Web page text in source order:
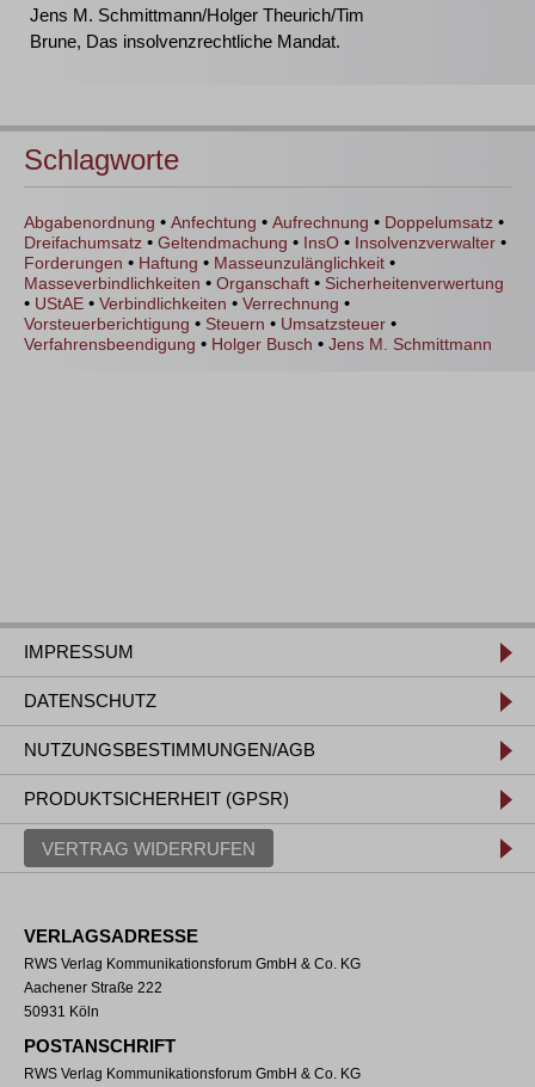
Jens M. Schmittmann/Holger Theurich/Tim
Brune, Das insolvenzrechtliche Mandat.
Schlagworte
Abgabenordnung • Anfechtung • Aufrechnung • Doppelumsatz •
Dreifachumsatz • Geltendmachung • InsO • Insolvenzverwalter •
Forderungen • Haftung • Masseunzulänglichkeit •
Masseverbindlichkeiten • Organschaft • Sicherheitenverwertung
• UStAE • Verbindlichkeiten • Verrechnung •
Vorsteuerberichtigung • Steuern • Umsatzsteuer •
Verfahrensbeendigung • Holger Busch • Jens M. Schmittmann
IMPRESSUM
DATENSCHUTZ
NUTZUNGSBESTIMMUNGEN/AGB
PRODUKTSICHERHEIT (GPSR)
VERTRAG WIDERRUFEN
VERLAGSADRESSE
RWS Verlag Kommunikationsforum GmbH & Co. KG
Aachener Straße 222
50931 Köln
POSTANSCHRIFT
RWS Verlag Kommunikationsforum GmbH & Co. KG